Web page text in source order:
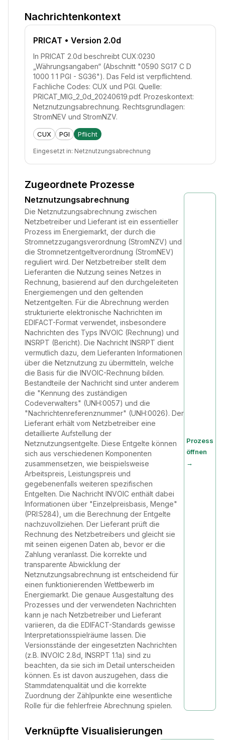
Nachrichtenkontext
PRICAT • Version 2.0d
In PRICAT 2.0d beschreibt CUX:0230
„Währungsangaben“ (Abschnitt "0590 SG17 C D
1000 1 1 PGI - SG36"). Das Feld ist verpflichtend.
Fachliche Codes: CUX und PGI. Quelle:
PRICAT_MIG_2_0d_20240619.pdf. Prozeskontext:
Netznutzungsabrechnung. Rechtsgrundlagen:
StromNEV und StromNZV.
CUX PGI Pflicht
Eingesetzt in: Netznutzungsabrechnung
Zugeordnete Prozesse
Netznutzungsabrechnung
Die Netznutzungsabrechnung zwischen
Netzbetreiber und Lieferant ist ein essentieller
Prozess im Energiemarkt, der durch die
Stromnetzzugangsverordnung (StromNZV) und
die Stromnetzentgeltverordnung (StromNEV)
reguliert wird. Der Netzbetreiber stellt dem
Lieferanten die Nutzung seines Netzes in
Rechnung, basierend auf den durchgeleiteten
Energiemengen und den geltenden
Netzentgelten. Für die Abrechnung werden
strukturierte elektronische Nachrichten im
EDIFACT-Format verwendet, insbesondere
Nachrichten des Typs INVOIC (Rechnung) und
INSRPT (Bericht). Die Nachricht INSRPT dient
vermutlich dazu, dem Lieferanten Informationen
über die Netznutzung zu übermitteln, welche
die Basis für die INVOIC-Rechnung bilden.
Bestandteile der Nachricht sind unter anderem
die "Kennung des zuständigen
Codeverwalters" (UNH:0057) und die
"Nachrichtenreferenznummer" (UNH:0026). Der
Lieferant erhält vom Netzbetreiber eine
detaillierte Aufstellung der
Netznutzungsentgelte. Diese Entgelte können
sich aus verschiedenen Komponenten
zusammensetzen, wie beispielsweise
Arbeitspreis, Leistungspreis und
gegebenenfalls weiteren spezifischen
Entgelten. Die Nachricht INVOIC enthält dabei
Informationen über "Einzelpreisbasis, Menge"
(PRI:5284), um die Berechnung der Entgelte
nachzuvollziehen. Der Lieferant prüft die
Rechnung des Netzbetreibers und gleicht sie
mit seinen eigenen Daten ab, bevor er die
Zahlung veranlasst. Die korrekte und
transparente Abwicklung der
Netznutzungsabrechnung ist entscheidend für
einen funktionierenden Wettbewerb im
Energiemarkt. Die genaue Ausgestaltung des
Prozesses und der verwendeten Nachrichten
kann je nach Netzbetreiber und Lieferant
variieren, da die EDIFACT-Standards gewisse
Interpretationsspielräume lassen. Die
Versionsstände der eingesetzten Nachrichten
(z.B. INVOIC 2.8d, INSRPT 1.1a) sind zu
beachten, da sie sich im Detail unterscheiden
können. Es ist davon auszugehen, dass die
Stammdatenqualität und die korrekte
Zuordnung der Zählpunkte eine wesentliche
Rolle für die fehlerfreie Abrechnung spielen.
Prozess
öffnen
→
Verknüpfte Visualisierungen